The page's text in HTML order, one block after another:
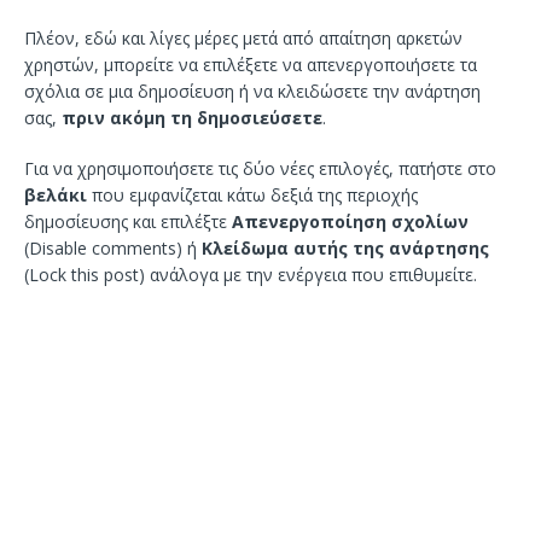
Πλέον, εδώ και λίγες μέρες μετά από απαίτηση αρκετών
χρηστών, μπορείτε να επιλέξετε να απενεργοποιήσετε τα
σχόλια σε μια δημοσίευση ή να κλειδώσετε την ανάρτηση
σας, πριν ακόμη τη δημοσιεύσετε.
Για να χρησιμοποιήσετε τις δύο νέες επιλογές, πατήστε στο
βελάκι που εμφανίζεται κάτω δεξιά της περιοχής
δημοσίευσης και επιλέξτε Απενεργοποίηση σχολίων
(Disable comments) ή Κλείδωμα αυτής της ανάρτησης
(Lock this post) ανάλογα με την ενέργεια που επιθυμείτε.